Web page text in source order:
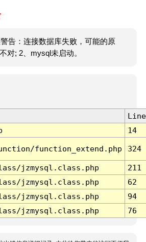
告：连接数据库失败，可能的原
对; 2、mysql未启动。
Line
14
function_extend.php 324
jzmysql.class.php
211
jzmysql.class.php
62
jzmysql.class.php
94
jzmysql.class.php 76